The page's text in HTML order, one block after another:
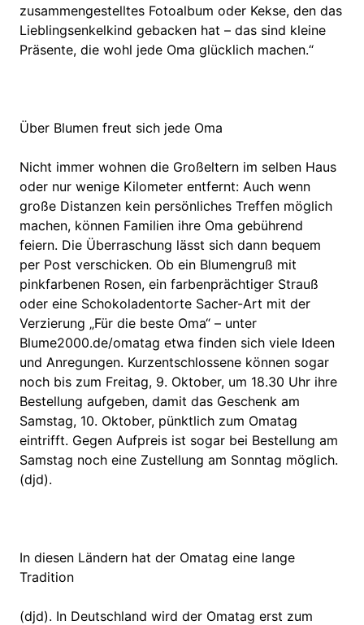
zusammengestelltes Fotoalbum oder Kekse, den das
Lieblingsenkelkind gebacken hat – das sind kleine
Präsente, die wohl jede Oma glücklich machen.“
Über Blumen freut sich jede Oma
Nicht immer wohnen die Großeltern im selben Haus
oder nur wenige Kilometer entfernt: Auch wenn
große Distanzen kein persönliches Treffen möglich
machen, können Familien ihre Oma gebührend
feiern. Die Überraschung lässt sich dann bequem
per Post verschicken. Ob ein Blumengruß mit
pinkfarbenen Rosen, ein farbenprächtiger Strauß
oder eine Schokoladentorte Sacher-Art mit der
Verzierung „Für die beste Oma“ – unter
Blume2000.de/omatag etwa finden sich viele Ideen
und Anregungen. Kurzentschlossene können sogar
noch bis zum Freitag, 9. Oktober, um 18.30 Uhr ihre
Bestellung aufgeben, damit das Geschenk am
Samstag, 10. Oktober, pünktlich zum Omatag
eintrifft. Gegen Aufpreis ist sogar bei Bestellung am
Samstag noch eine Zustellung am Sonntag möglich.
(djd).
In diesen Ländern hat der Omatag eine lange
Tradition
(djd). In Deutschland wird der Omatag erst zum